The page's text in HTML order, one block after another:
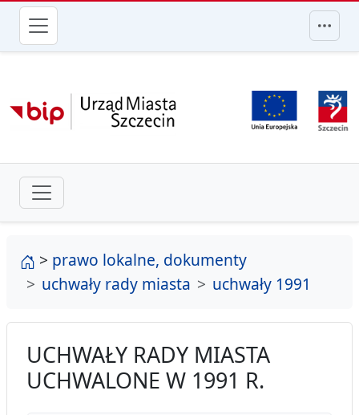
przejdź do głównego menu
strona główna
> prawo lokalne, dokumenty
uchwały rady miasta
uchwały 1991
UCHWAŁY RADY MIASTA
UCHWALONE W 1991 R.